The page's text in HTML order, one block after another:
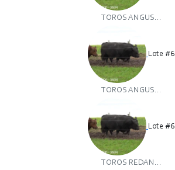
TOROS ANGUS...
Lote #6
TOROS ANGUS...
Lote #6
TOROS REDAN...